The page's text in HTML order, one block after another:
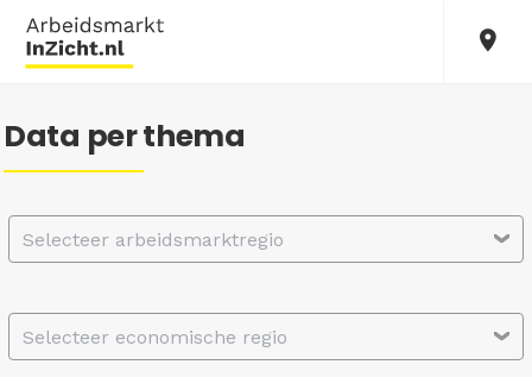
Data per thema
Selecteer arbeidsmarktregio
Selecteer economische regio